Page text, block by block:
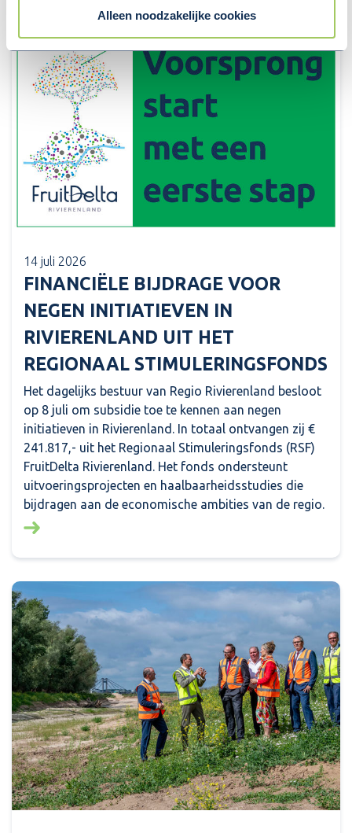
Alleen noodzakelijke cookies
14 juli 2026
FINANCIËLE BIJDRAGE VOOR
NEGEN INITIATIEVEN IN
RIVIERENLAND UIT HET
REGIONAAL STIMULERINGSFONDS
Het dagelijks bestuur van Regio Rivierenland besloot
op 8 juli om subsidie toe te kennen aan negen
initiatieven in Rivierenland. In totaal ontvangen zij €
241.817,- uit het Regionaal Stimuleringsfonds (RSF)
FruitDelta Rivierenland. Het fonds ondersteunt
uitvoeringsprojecten en haalbaarheidsstudies die
bijdragen aan de economische ambities van de regio.
Lees meer over: Financiële bijdrage voor negen